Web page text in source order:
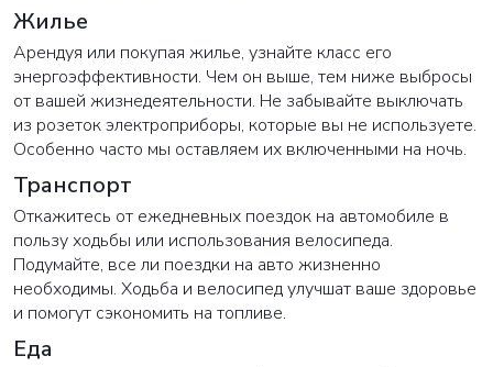
Жилье
Арендуя или покупая жилье, узнайте класс его
энергоэффективности. Чем он выше, тем ниже выбросы
от вашей жизнедеятельности. Не забывайте выключать
из розеток электроприборы, которые вы не используете.
Особенно часто мы оставляем их включенными на ночь.
Транспорт
Откажитесь от ежедневных поездок на автомобиле в
пользу ходьбы или использования велосипеда.
Подумайте, все ли поездки на авто жизненно
необходимы. Ходьба и велосипед улучшат ваше здоровье
и помогут сэкономить на топливе.
Еда